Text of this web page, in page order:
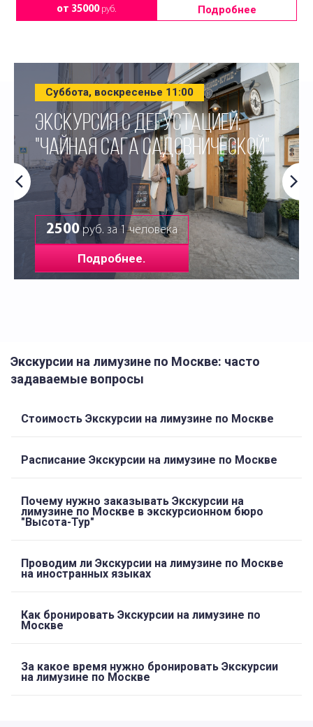
от 35000руб. Подробнее
Суббота, воскресенье 11:00
ЭКСКУРСИЯ С ДЕГУСТАЦИЕЙ:
"ЧАЙНАЯ САГА САДОВНИЧЕСКОЙ"
2500руб. за 1 человека
Подробнее.
Экскурсии на лимузине по Москве: часто
задаваемые вопросы
Стоимость Экскурсии на лимузине по Москве
Расписание Экскурсии на лимузине по Москве
Почему нужно заказывать Экскурсии на
лимузине по Москве в экскурсионном бюро
"Высота-Тур"
Проводим ли Экскурсии на лимузине по Москве
на иностранных языках
Как бронировать Экскурсии на лимузине по
Москве
За какое время нужно бронировать Экскурсии
на лимузине по Москве